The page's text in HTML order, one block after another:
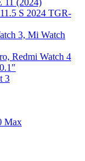
S 2024 TGR-
3, Mi Watch
Redmi Watch 4
3
Max